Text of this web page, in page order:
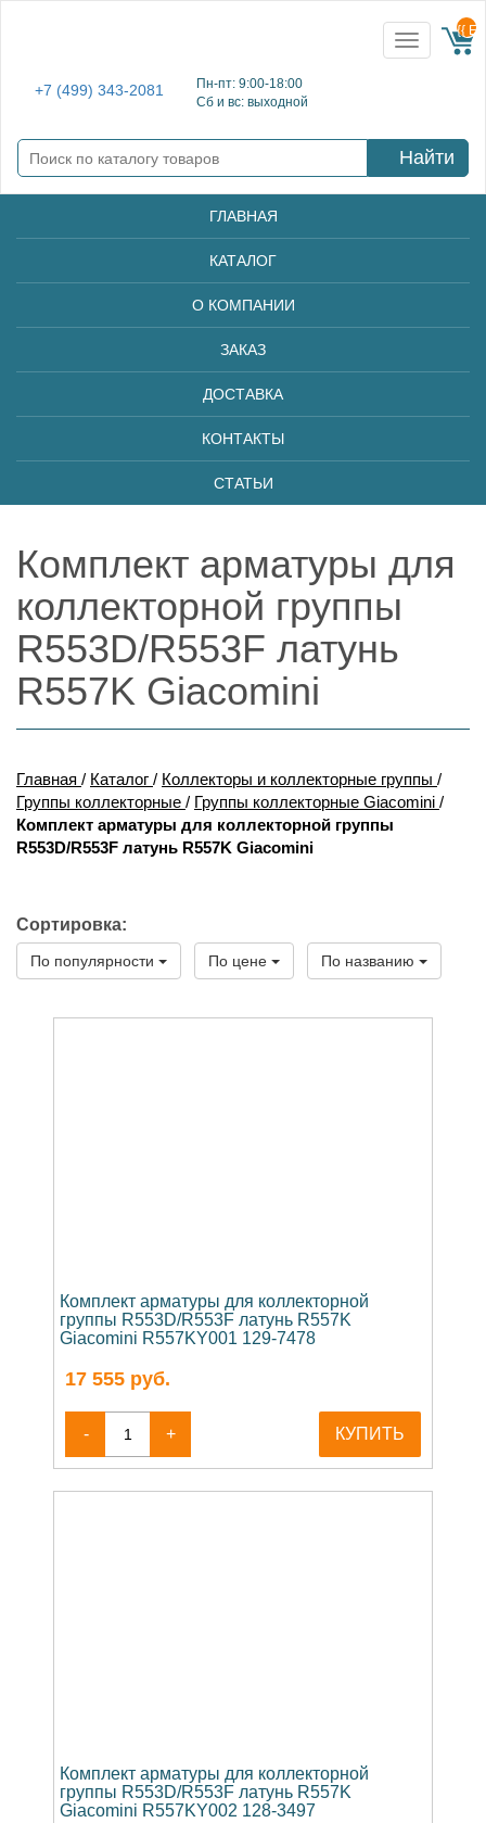
+7 (499) 343-2081
Пн-пт: 9:00-18:00
Сб и вс: выходной
Toggle
navigation
{{
Найти
ГЛАВНАЯ
КАТАЛОГ
О КОМПАНИИ
ЗАКАЗ
ДОСТАВКА
КОНТАКТЫ
СТАТЬИ
Комплект арматуры для
коллекторной группы
R553D/R553F латунь
R557K Giacomini
Главная / Каталог / Коллекторы и коллекторные группы /
Группы коллекторные / Группы коллекторные Giacomini /
Комплект арматуры для коллекторной группы
R553D/R553F латунь R557K Giacomini
Сортировка:
По популярности По цене По названию
Комплект арматуры для коллекторной
группы R553D/R553F латунь R557K
Giacomini R557KY001 129-7478
17 555 руб.
- + КУПИТЬ
Комплект арматуры для коллекторной
группы R553D/R553F латунь R557K
Giacomini R557KY002 128-3497